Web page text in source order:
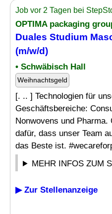
Job vor 2 Tagen bei
OPTIMA packaging
Duales Studium
(m/w/d)
• Schwäbisch Hall
Weihnachtsgeld
[. .. ] Technologien für
Geschäftsbereiche:
Nonwovens und
dafür, dass unser Team
das Beste ist.
MEHR INFOS ZUM
▶ Zur Stellenanzeige